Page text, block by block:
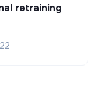
retraining